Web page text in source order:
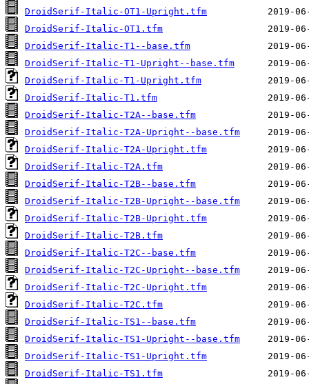
DroidSerif-Italic-OT1-Upright.tfm
DroidSerif-Italic-OT1.tfm
DroidSerif-Italic-T1--base.tfm
DroidSerif-Italic-T1-Upright--base.tfm
DroidSerif-Italic-T1-Upright.tfm
DroidSerif-Italic-T1.tfm
DroidSerif-Italic-T2A--base.tfm
DroidSerif-Italic-T2A-Upright--base.tfm
DroidSerif-Italic-T2A-Upright.tfm
DroidSerif-Italic-T2A.tfm
DroidSerif-Italic-T2B--base.tfm
DroidSerif-Italic-T2B-Upright--base.tfm
DroidSerif-Italic-T2B-Upright.tfm
DroidSerif-Italic-T2B.tfm
DroidSerif-Italic-T2C--base.tfm
DroidSerif-Italic-T2C-Upright--base.tfm
DroidSerif-Italic-T2C-Upright.tfm
DroidSerif-Italic-T2C.tfm
DroidSerif-Italic-TS1--base.tfm
DroidSerif-Italic-TS1-Upright--base.tfm
DroidSerif-Italic-TS1-Upright.tfm
DroidSerif-Italic-TS1.tfm